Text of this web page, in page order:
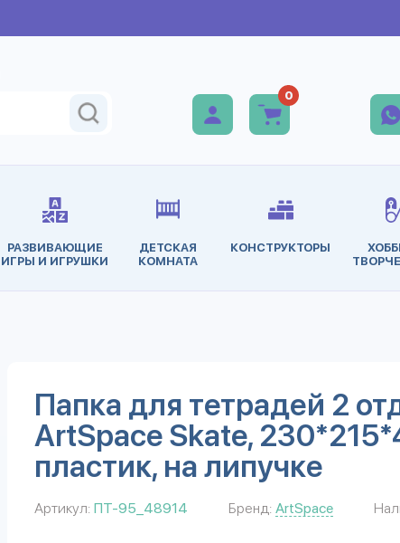
0
РАЗВИВАЮЩИЕ
ИГРЫ И ИГРУШКИ
ДЕТСКАЯ
КОМНАТА
КОНСТРУКТОРЫ
Папка для тетрадей 2
ArtSpace Skate,
пластик, на липучке
Артикул: ПТ-95_48914 Бренд: ArtSpace